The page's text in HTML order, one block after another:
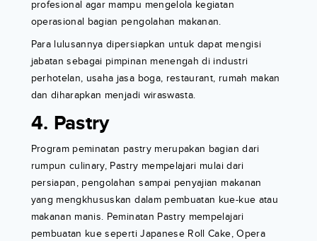
profesional agar mampu mengelola kegiatan
operasional bagian pengolahan makanan.
Para lulusannya dipersiapkan untuk dapat mengisi
jabatan sebagai pimpinan menengah di industri
perhotelan, usaha jasa boga, restaurant, rumah makan
dan diharapkan menjadi wiraswasta.
4. Pastry
Program peminatan pastry merupakan bagian dari
rumpun culinary, Pastry mempelajari mulai dari
persiapan, pengolahan sampai penyajian makanan
yang mengkhususkan dalam pembuatan kue-kue atau
makanan manis. Peminatan Pastry mempelajari
pembuatan kue seperti Japanese Roll Cake, Opera